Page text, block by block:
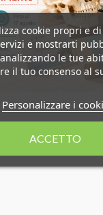
A31/1R
Kit 3B Scientific
669,00 € 568,65 €
cookie propri e
e mostrarti
le tue
il tuo consenso al
Personalizzare i
ACCETTO